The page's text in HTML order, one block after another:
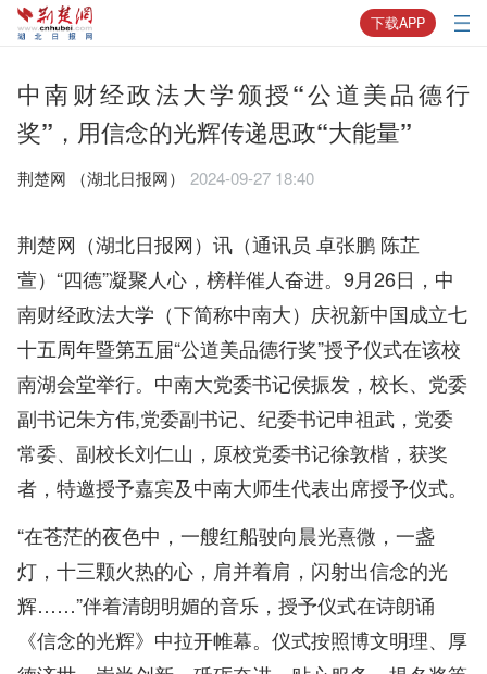
下载APP
中南财经政法大学颁授“公道美品德行
奖”，用信念的光辉传递思政“大能量”
荆楚网 ​（湖北日报网） 2024-09-27 18:40
荆楚网（湖北日报网）讯（通讯员 卓张鹏 陈芷
萱）“四德”凝聚人心，榜样催人奋进。9月26日，中
南财经政法大学（下简称中南大）庆祝新中国成立七
十五周年暨第五届“公道美品德行奖”授予仪式在该校
南湖会堂举行。中南大党委书记侯振发，校长、党委
副书记朱方伟,党委副书记、纪委书记申祖武，党委
常委、副校长刘仁山，原校党委书记徐敦楷，获奖
者，特邀授予嘉宾及中南大师生代表出席授予仪式。
“在苍茫的夜色中，一艘红船驶向晨光熹微，一盏
灯，十三颗火热的心，肩并着肩，闪射出信念的光
辉……”伴着清朗明媚的音乐，授予仪式在诗朗诵
《信念的光辉》中拉开帷幕。仪式按照博文明理、厚